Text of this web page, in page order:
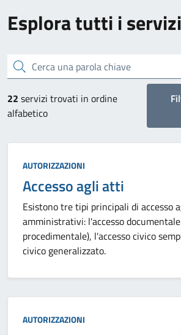
Esplora tutti i servizi
Cerca una parola chiave
22 servizi trovati in ordine
alfabetico
Categoria:
AUTORIZZAZIONI
Accesso agli atti
Esistono tre tipi principali di accesso
amministrativi: l'accesso
procedimentale), l'accesso civico
civico generalizzato.
Categoria:
AUTORIZZAZIONI